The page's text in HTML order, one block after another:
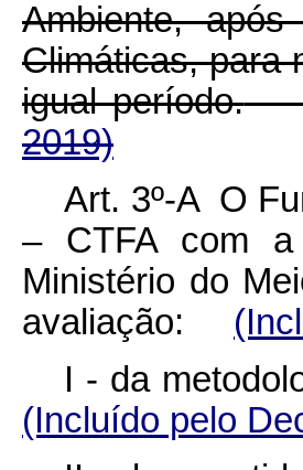
Ambiente,
Climáticas, para
igual período.
2019)
Art. 3º-A O
– CTFA com
Ministério do
avaliação:
I - da
(Incluído pelo